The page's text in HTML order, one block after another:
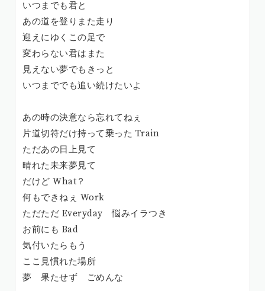
いつまでも君と
あの道を登りまた走り
迎えにゆくこの足で
変わらない君はまた
見えない夢でもきっと
いつまででも追い続けたいよ
あの時の決意なら忘れてねぇ
片道切符だけ持って乗った Train
ただあの日上見て
晴れた未来夢見て
だけど What？
何もできねぇ Work
ただただ Everyday 悩みイラつき
お前にも Bad
気付いたらもう
ここ見慣れた場所
夢 果たせず ごめんな